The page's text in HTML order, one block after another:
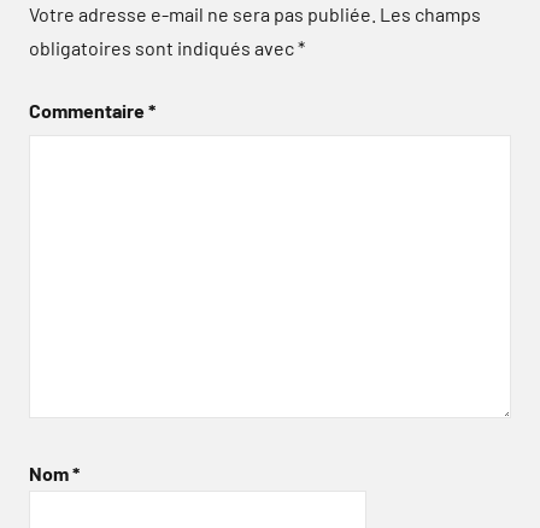
Votre adresse e-mail ne sera pas publiée. Les champs
obligatoires sont indiqués avec*
Commentaire*
Nom*